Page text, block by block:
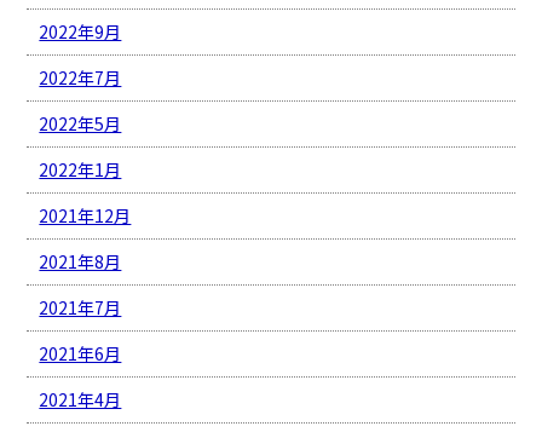
2022年9月
2022年7月
2022年5月
2022年1月
2021年12月
2021年8月
2021年7月
2021年6月
2021年4月